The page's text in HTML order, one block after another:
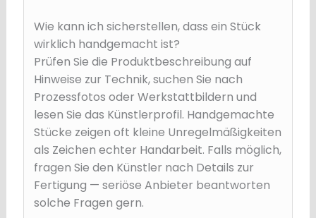
Wie kann ich sicherstellen, dass ein Stück
wirklich handgemacht ist?
Prüfen Sie die Produktbeschreibung auf
Hinweise zur Technik, suchen Sie nach
Prozessfotos oder Werkstattbildern und
lesen Sie das Künstlerprofil. Handgemachte
Stücke zeigen oft kleine Unregelmäßigkeiten
als Zeichen echter Handarbeit. Falls möglich,
fragen Sie den Künstler nach Details zur
Fertigung — seriöse Anbieter beantworten
solche Fragen gern.